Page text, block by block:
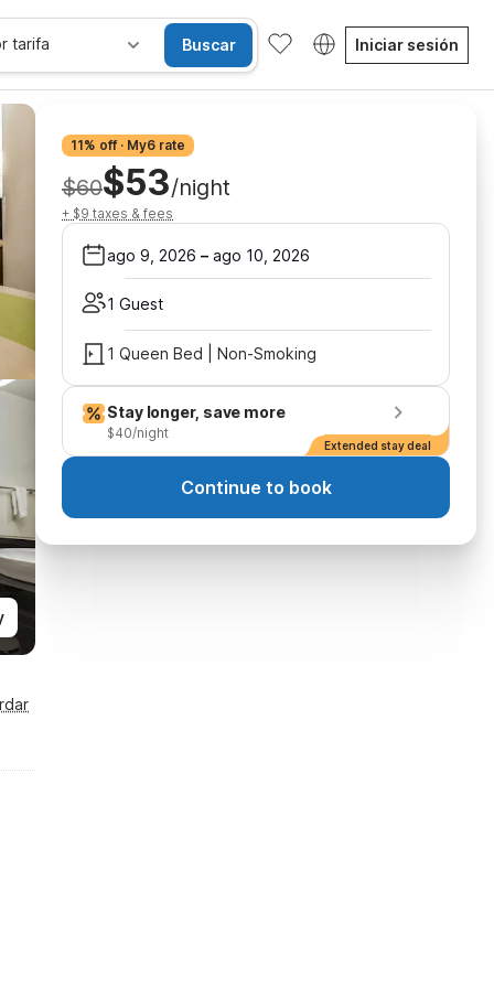
tarifa Buscar Iniciar sesión
11% off · My6 rate
$60$53/night
+ $9 taxes & fees
ago 9, 2026 – ago 10, 2026
1 Guest
1 Queen Bed | Non-Smoking
Stay longer, save more
$40/night
Extended stay deal
Continue to book